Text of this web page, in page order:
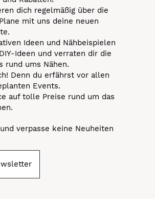
dich regelmäßig über die
mit uns deine neuen
Ideen und Nähbeispielen
Ideen und verraten dir die
rund ums Nähen.
Denn du erfährst vor allen
Events.
auf tolle Preise rund um das
verpasse keine Neuheiten